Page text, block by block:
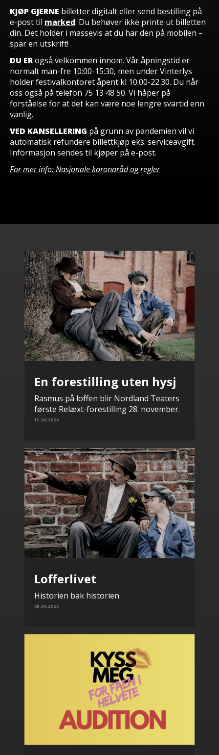
KJØP GJERNE billetter digitalt eller send bestilling på
e-post til marked. Du behøver ikke printe ut billetten
din. Det holder i massevis at du har den på mobilen –
spar en utskrift!
DU ERogså velkommen innom. Vår åpningstid er
normalt man-fre 10:00-15:30, men under Vinterlys
holder festivalkontoret åpent kl 10.00-22.30. Du når
oss også på telefon 75 13 48 50. Vi håper på
forståelse for at det kan være noe lengre svartid enn
vanlig.
VED KANSELLERING på grunn av pandemien vil vi
automatisk refundere billettkjøp eks. serviceavgift.
Informasjon sendes til kjøper på e-post.
For mer info: Nasjonale koronaråd og regler
En forestilling uten hysj
Rasmus på loffen blir Nordland Teaters
første Relæxt-forestilling 28. november.
15.06.2026
Lofferlivet
Historien bak historien
08.06.2026